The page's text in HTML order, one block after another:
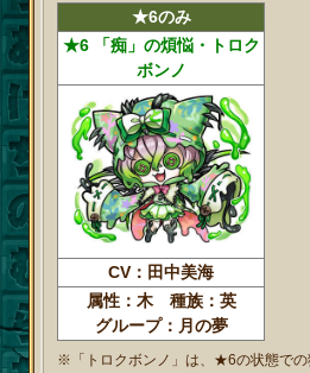
★6のみ
★6 「痴」の煩悩・トロク
ボンノ
CV：田中美海
属性：木 種族：英
グループ：月の夢
※「トロクボンノ」は、★6の状態での